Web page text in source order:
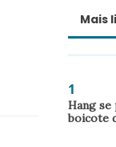
Mais
1
Hang se
boicote